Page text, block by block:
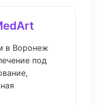
в Воронеж
под